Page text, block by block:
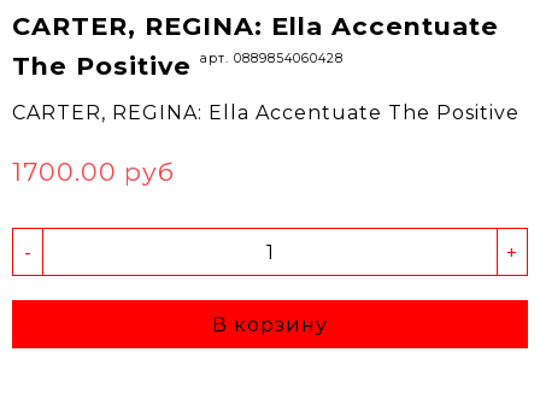
CARTER, REGINA: Ella Accentuate
The Positive
арт. 0889854060428
CARTER, REGINA: Ella Accentuate The Positive
1700.00 руб
- +
В корзину